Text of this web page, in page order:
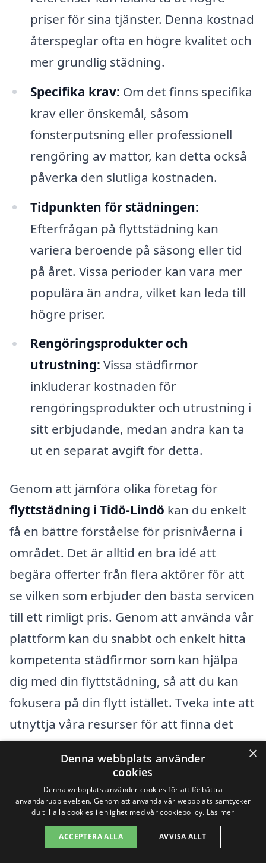
priser för sina tjänster. Denna kostnad
återspeglar ofta en högre kvalitet och
mer grundlig städning.
Specifika krav: Om det finns specifika
krav eller önskemål, såsom
fönsterputsning eller professionell
rengöring av mattor, kan detta också
påverka den slutliga kostnaden.
Tidpunkten för städningen:
Efterfrågan på flyttstädning kan
variera beroende på säsong eller tid
på året. Vissa perioder kan vara mer
populära än andra, vilket kan leda till
högre priser.
Rengöringsprodukter och
utrustning: Vissa städfirmor
inkluderar kostnaden för
rengöringsprodukter och utrustning i
sitt erbjudande, medan andra kan ta
ut en separat avgift för detta.
Genom att jämföra olika företag för
flyttstädning i Tidö-Lindö kan du enkelt
få en bättre förståelse för prisnivåerna i
området. Det är alltid en bra idé att
begära offerter från flera aktörer för att
se vilken som erbjuder den bästa servicen
till ett rimligt pris. Genom att använda vår
plattform kan du snabbt och enkelt hitta
kompetenta städfirmor som kan hjälpa
dig med din flyttstädning, så att du kan
fokusera på din flytt istället. Tveka inte att
utnyttja våra resurser för att finna det
bästa priset och den bästa servicen i Tidö-
Få 3 erbjudanden, gratis och utan
förpliktelser
×
Denna webbplats använder
cookies
Denna webbplats använder cookies för att förbättra
användarupplevelsen. Genom att använda vår webbplats samtycker
du till alla cookies i enlighet med vår cookiepolicy. Läs mer
ACCEPTERA ALLA AVVISA ALLT